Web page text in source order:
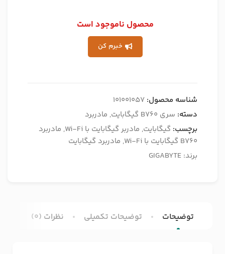
محصول ناموجود است
خبرم کن
شناسه محصول: 101001057
دسته: سری B760 گیگابایت , مادربرد
برچسب: گیگابایت, مادربر گیگابایت با Wi-Fi , مادربرد
B760 گیگابایت با Wi-Fi
, مادربرد گیگابایت
برند: GIGABYTE
توضیحات توضیحات تکمیلی نظرات (0)